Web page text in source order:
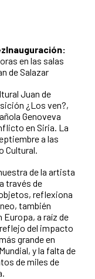
Inauguración:
en las salas
de Salazar
Juan de
¿Los ven?,
Genoveva
en Siria. La
a las
Cultural.
de la artista
través de
reflexiona
también
a raíz de
del impacto
grande en
y la falta de
de miles de